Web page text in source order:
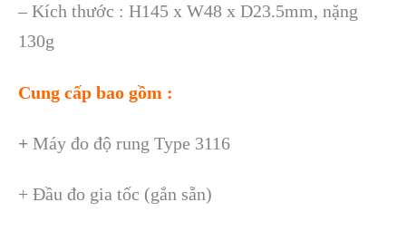
– Kích thước : H145 x W48 x D23.5mm, nặng
130g
Cung cấp bao gồm :
+ Máy đo độ rung Type 3116
+ Đầu đo gia tốc (gắn sẵn)